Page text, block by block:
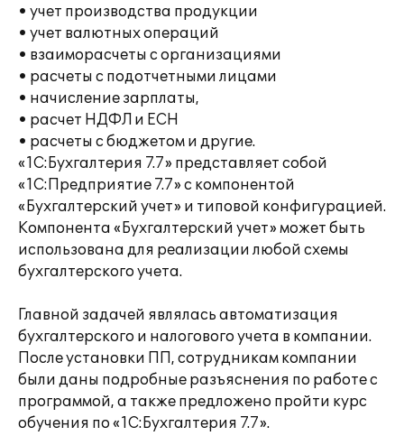
• учет производства продукции
• учет валютных операций
• взаиморасчеты с организациями
• расчеты с подотчетными лицами
• начисление зарплаты,
• расчет НДФЛ и ЕСН
• расчеты с бюджетом и другие.
«1С:Бухгалтерия 7.7» представляет собой
«1С:Предприятие 7.7» с компонентой
«Бухгалтерский учет» и типовой конфигурацией.
Компонента «Бухгалтерский учет» может быть
использована для реализации любой схемы
бухгалтерского учета.
Главной задачей являлась автоматизация
бухгалтерского и налогового учета в компании.
После установки ПП, сотрудникам компании
были даны подробные разъяснения по работе с
программой, а также предложено пройти курс
обучения по «1С:Бухгалтерия 7.7».